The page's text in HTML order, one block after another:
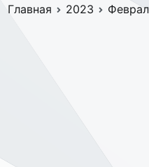
Главная 2023